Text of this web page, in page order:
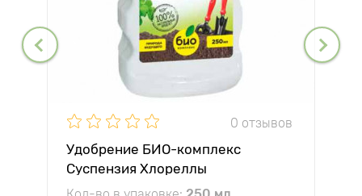
0 отзывов
Удобрение БИО-комплекс
Суспензия Хлореллы